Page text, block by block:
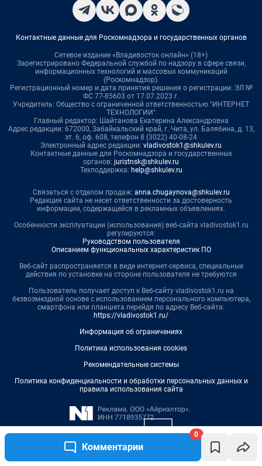
Комментарии
0
Контактные данные для Роскомнадзора и государственных органов
Сетевое издание «Владивосток онлайн» (18+)
Зарегистрировано Федеральной службой по надзору в сфере связи,
информационных технологий и массовых коммуникаций
(Роскомнадзор).
Регистрационный номер и дата принятия решения о регистрации: ЭЛ №
ФС 77-85603 от 17.07.2023 г.
Учредитель: Общество с ограниченной ответственностью "ИНТЕРНЕТ
ТЕХНОЛОГИИ"
Главный редактор: Шайтанова Екатерина Александровна
Адрес редакции: 672000, Забайкальский край, г. Чита, ул. Балябина, д. 13,
эт. 6, оф. 608, телефон 8 (3022) 40-08-24
Электронный адрес редакции: vladivostok1@shkulev.ru
Контактные данные для Роскомнадзора и государственных
органов: juristnsk@shkulev.ru
Техподдержка: help@shkulev.ru
Связаться с отделом продаж: anna.chugaynova@shkulev.ru
Редакция сайта не несет ответственности за достоверность
информации, содержащейся в рекламных объявлениях.
Особенности эксплуатации (использования) веб-сайта vladivostok1.ru
регулируются:
Руководством пользователя
Описанием функциональных характеристик ПО
Веб-сайт распространяется в виде интернет-сервиса, специальные
действия по установке на стороне пользователя не требуются
Пользователь получает доступ к Веб-сайту vladivostok1.ru на
безвозмездной основе с использованием персонального компьютера,
смартфона или планшета перейдя по адресу Веб-сайта:
https://vladivostok1.ru/
Информация об ограничениях
Политика использования cookies
Рекомендательные системы
Политика конфиденциальности и обработки персональных данных и
правила использования сайта